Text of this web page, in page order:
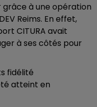
à une opération
Reims. En effet,
CITURA avait
à ses côtés pour
fidélité
atteint en